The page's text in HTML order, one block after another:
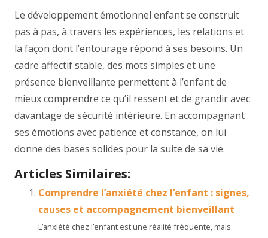
Le développement émotionnel enfant se construit
pas à pas, à travers les expériences, les relations et
la façon dont l’entourage répond à ses besoins. Un
cadre affectif stable, des mots simples et une
présence bienveillante permettent à l’enfant de
mieux comprendre ce qu’il ressent et de grandir avec
davantage de sécurité intérieure. En accompagnant
ses émotions avec patience et constance, on lui
donne des bases solides pour la suite de sa vie.
Articles Similaires:
Comprendre l’anxiété chez l’enfant : signes,
causes et accompagnement bienveillant
L’anxiété chez l’enfant est une réalité fréquente, mais